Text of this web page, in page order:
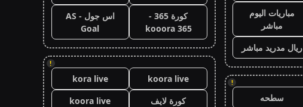
مباريات اليوم
مباشر
ريال مدريد مباشر
!
سطحه
كورة 365 -
kooora 365
اس جول - AS
Goal
!
koora live
kora live
كورة لايف
koora live